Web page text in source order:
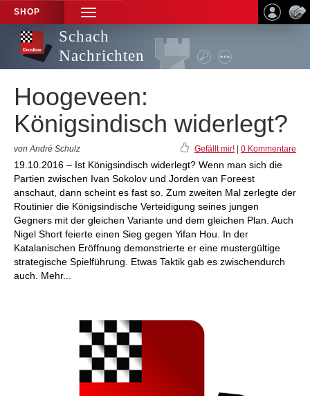
SHOP
TOGGLE
NAVIGATION
Schach
Nachrichten
Hoogeveen:
Königsindisch widerlegt?
von André Schulz Gefällt mir! 0 Kommentare
19.10.2016 – Ist Königsindisch widerlegt? Wenn man sich die
Partien zwischen Ivan Sokolov und Jorden van Foreest
anschaut, dann scheint es fast so. Zum zweiten Mal zerlegte der
Routinier die Königsindische Verteidigung seines jungen
Gegners mit der gleichen Variante und dem gleichen Plan. Auch
Nigel Short feierte einen Sieg gegen Yifan Hou. In der
Katalanischen Eröffnung demonstrierte er eine mustergültige
strategische Spielführung. Etwas Taktik gab es zwischendurch
auch. Mehr...